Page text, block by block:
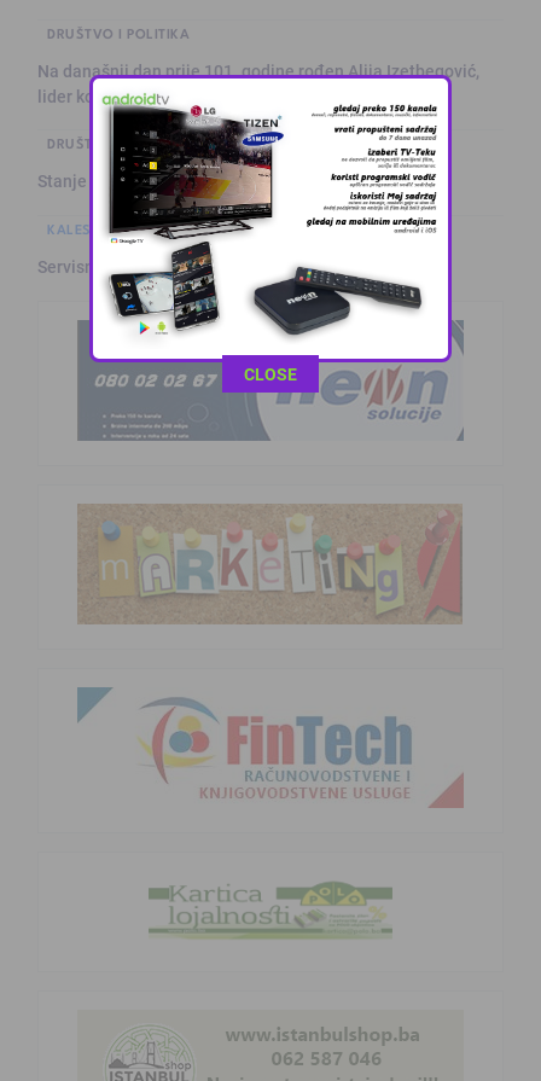
DRUŠTVO I POLITIKA
Na današnji dan prije 101. godine rođen Alija Izetbegović,
lider ko …
DRUŠTVO I POLITIKA
Stanje na putevima
KALESIJSKE TEME
Servisne informacije iz Kalesije (8.8.2026.)
This popup will close in:11
CLOSE